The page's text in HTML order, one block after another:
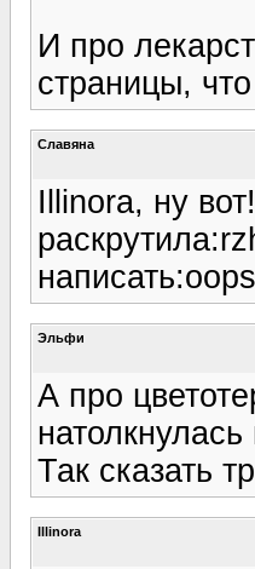
И про
страницы,
Славяна
Illinora, ну
Эльфи
А про
Так сказать
Illinora